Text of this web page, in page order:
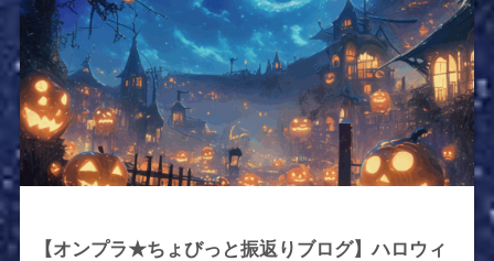
【オンプラ★ちょびっと振返りブログ】ハロウィ